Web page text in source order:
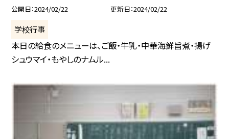
公開日 2024/02/22 更新日 2024/02/22
学校行事
本日の給食のメニューは、ご飯・牛乳・中華海鮮旨煮・揚げ
シュウマイ・もやしのナムル...